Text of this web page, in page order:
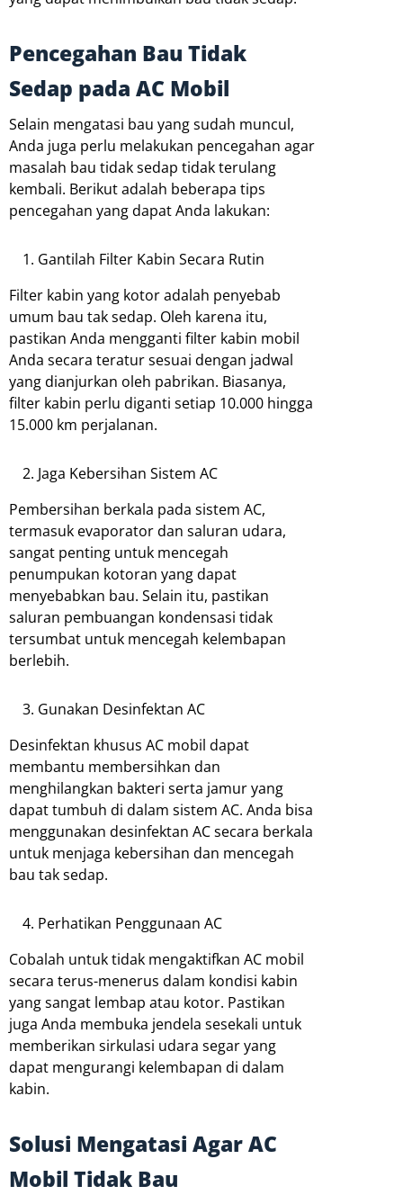
Pencegahan Bau Tidak
Sedap pada AC Mobil
Selain mengatasi bau yang sudah muncul,
Anda juga perlu melakukan pencegahan agar
masalah bau tidak sedap tidak terulang
kembali. Berikut adalah beberapa tips
pencegahan yang dapat Anda lakukan:
Gantilah Filter Kabin Secara Rutin
Filter kabin yang kotor adalah penyebab
umum bau tak sedap. Oleh karena itu,
pastikan Anda mengganti filter kabin mobil
Anda secara teratur sesuai dengan jadwal
yang dianjurkan oleh pabrikan. Biasanya,
filter kabin perlu diganti setiap 10.000 hingga
15.000 km perjalanan.
Jaga Kebersihan Sistem AC
Pembersihan berkala pada sistem AC,
termasuk evaporator dan saluran udara,
sangat penting untuk mencegah
penumpukan kotoran yang dapat
menyebabkan bau. Selain itu, pastikan
saluran pembuangan kondensasi tidak
tersumbat untuk mencegah kelembapan
berlebih.
Gunakan Desinfektan AC
Desinfektan khusus AC mobil dapat
membantu membersihkan dan
menghilangkan bakteri serta jamur yang
dapat tumbuh di dalam sistem AC. Anda bisa
menggunakan desinfektan AC secara berkala
untuk menjaga kebersihan dan mencegah
bau tak sedap.
Perhatikan Penggunaan AC
Cobalah untuk tidak mengaktifkan AC mobil
secara terus-menerus dalam kondisi kabin
yang sangat lembap atau kotor. Pastikan
juga Anda membuka jendela sesekali untuk
memberikan sirkulasi udara segar yang
dapat mengurangi kelembapan di dalam
kabin.
Solusi Mengatasi Agar AC
Mobil Tidak Bau